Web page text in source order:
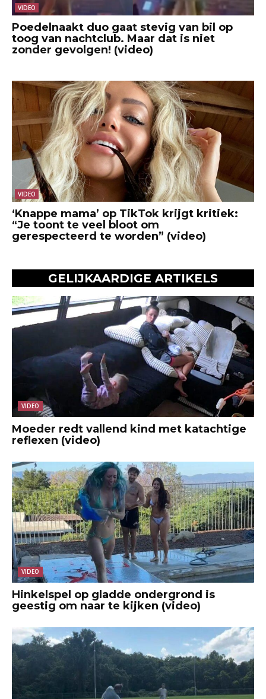
VIDEO
Poedelnaakt duo gaat stevig van bil op
toog van nachtclub. Maar dat is niet
zonder gevolgen! (video)
VIDEO
‘Knappe mama’ op TikTok krijgt kritiek:
“Je toont te veel bloot om
gerespecteerd te worden” (video)
GELIJKAARDIGE ARTIKELS
VIDEO
Moeder redt vallend kind met katachtige
reflexen (video)
VIDEO
Hinkelspel op gladde ondergrond is
geestig om naar te kijken (video)